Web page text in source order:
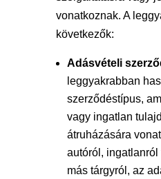
vonatkoznak. A
következők:
Adásvételi
leggyakrabban
szerződéstípus,
vagy ingatlan
átruházására
autóról,
más tárgyról, az